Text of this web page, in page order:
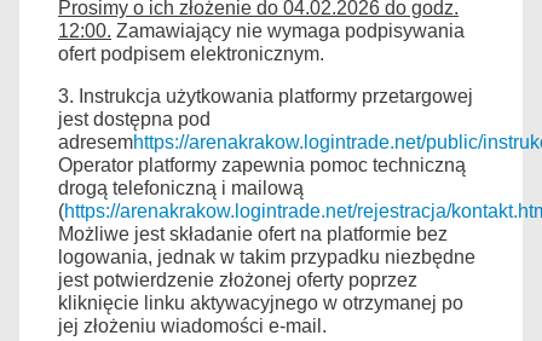
Prosimy o ich złożenie do 04.02.2026 do godz.
12:00. Zamawiający nie wymaga podpisywania
ofert podpisem elektronicznym.
3. Instrukcja użytkowania platformy przetargowej
jest dostępna pod
adresemhttps://arenakrakow.logintrade.net/public/
Operator platformy zapewnia pomoc techniczną
drogą telefoniczną i mailową
(https://arenakrakow.logintrade.net/rejestracja/
Możliwe jest składanie ofert na platformie bez
logowania, jednak w takim przypadku niezbędne
jest potwierdzenie złożonej oferty poprzez
kliknięcie linku aktywacyjnego w otrzymanej po
jej złożeniu wiadomości e-mail.